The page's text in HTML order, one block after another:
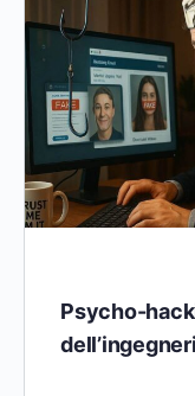
Psycho-